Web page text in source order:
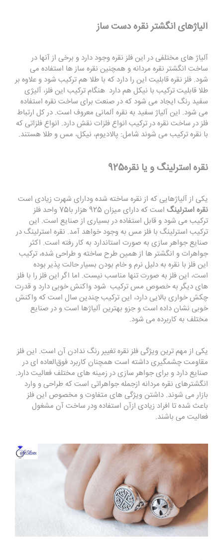
آلیاژهای انگشتر نقره دست ساز
آلیاژ های مختلفی در این فلز نقره وجود دارد و برخی از آنها در
ساخت انگشتر نقره مردانه و همچنین نقره ساز ها استفاده می
شود. فلز نقره قابلیت این را دارد که با طلا هم ترکیب شود و علاوه بر
طلا قابلیت ترکیب با نیکل هم دارد هنگام ترکیب این فلز، آلیژی
سفید رنگ ایجاد می شود که در صنعت برای ساخت نقره استفاده
می شود. این آلیاژ سفید به نقره آلمانی معروف است. در کل ارتباط
فلز در ساخت نقره در ترکیب انواع فلزات نقش دارد. انواع فلزاتی که
با نقره ترکیب می شوند شامل: پالادیوم، نیکل، مس و طلا هستند.
نقره استرلینگ و یا نقره925
یکی از آلیاژهایی که از نقره ساخته شده ودارای شهرت زیادی است
نقره استرلینگ
است که دارای میزان 925 هزار با75 واحد فلز
ترکیب می شود و قابل استفاده در بسیاری از صنایع است. این
ترکیب استرلینگ با فلز مس به وجود خواهد آمد. نقره استرلینگ در
صنایع جواهر سازی به صورت استاندارد به کار رفته است. اکثر
جواهرات و انگشتر ها از همین طرح ساخته و طراحی شده، ترکیب
این فلز با نقره به دلیل نرم و خام بودن بسیار حالت پذیر بوده
است، این فلز به صورت تنها مناسب نیست. اما اگر این فلز را با فلز
های دیگر به خصوص مس ترکیب شود واکنش خوبی دارد و قدرت
چکش خواری بالایی دارد، این ترکیب چندین سال است که واکنش
خوبی نشان داده است و جزو بهترین آلیاژها است و در صنایع
مختلف به کاربرده می شود.
یکی از مهم ترین ویژگی فلز نقره تغییر رنگ ندادن آن است. این فلز
مقاومت چشمگیری داشته است همچنان کاربرد فوق‌العاده ای در
صنایع دارد و برای جواهر سازی در زمینه های مختلف فعالیت دارد.
انگشترهای نقره مردانه ازجمله جواهراتی است که طراحی و وارد
بازار می شوند. داشتن ویژگی های متفاوت و مخصوص این فلز
باعث شده تا افراد زیادی ازآن استفاده ودر ساخت آن مشغول
فعالیت می باشند.